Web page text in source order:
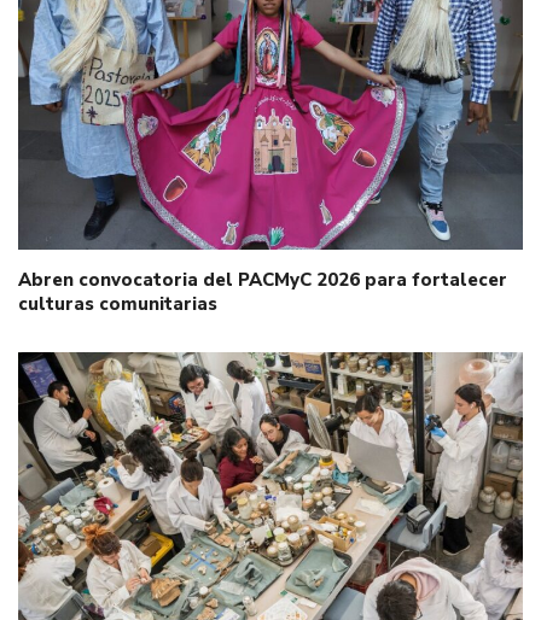
Abren convocatoria del PACMyC 2026 para fortalecer
culturas comunitarias